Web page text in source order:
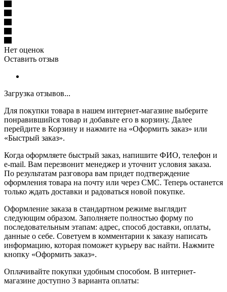
Нет оценок
Оставить отзыв
Загрузка отзывов...
Для покупки товара в нашем интернет-магазине выберите
понравившийся товар и добавьте его в корзину. Далее
перейдите в Корзину и нажмите на «Оформить заказ» или
«Быстрый заказ».
Когда оформляете быстрый заказ, напишите ФИО, телефон и
e-mail. Вам перезвонит менеджер и уточнит условия заказа.
По результатам разговора вам придет подтверждение
оформления товара на почту или через СМС. Теперь останется
только ждать доставки и радоваться новой покупке.
Оформление заказа в стандартном режиме выглядит
следующим образом. Заполняете полностью форму по
последовательным этапам: адрес, способ доставки, оплаты,
данные о себе. Советуем в комментарии к заказу написать
информацию, которая поможет курьеру вас найти. Нажмите
кнопку «Оформить заказ».
Оплачивайте покупки удобным способом. В интернет-
магазине доступно 3 варианта оплаты: